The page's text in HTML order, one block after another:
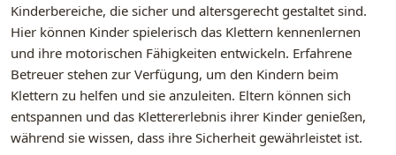
Kinderbereiche, die sicher und altersgerecht gestaltet sind.
Hier können Kinder spielerisch das Klettern kennenlernen
und ihre motorischen Fähigkeiten entwickeln. Erfahrene
Betreuer stehen zur Verfügung, um den Kindern beim
Klettern zu helfen und sie anzuleiten. Eltern können sich
entspannen und das Klettererlebnis ihrer Kinder genießen,
während sie wissen, dass ihre Sicherheit gewährleistet ist.